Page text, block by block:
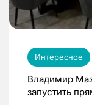
Интересное
Владимир
запустить